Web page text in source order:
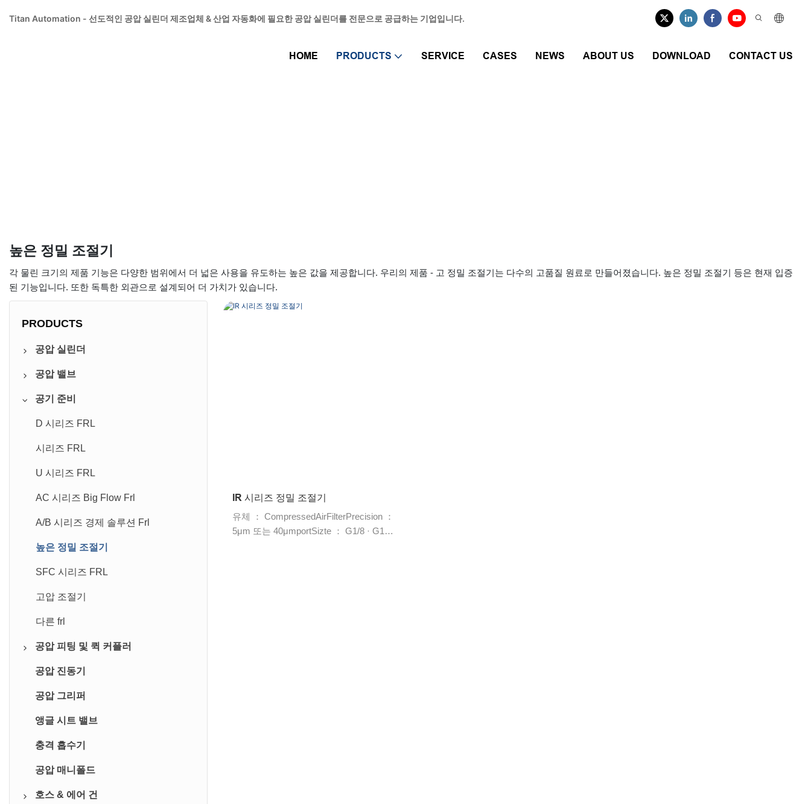
Titan Automation - 선도적인 공압 실린더 제조업체 & 산업 자동화에 필요한 공압 실린더를 전문으로 공급하는 기업입니다.
HOME PRODUCTS SERVICE CASES NEWS ABOUT US DOWNLOAD CONTACT US
높은 정밀 조절기
각 물린 크기의 제품 기능은 다양한 범위에서 더 넓은 사용을 유도하는 높은 값을 제공합니다. 우리의 제품 - 고 정밀 조절기는 다수의 고품질 원료로 만들어졌습니다. 높은 정밀 조절기 등은 현재 입증
된 기능입니다. 또한 독특한 외관으로 설계되어 더 가치가 있습니다.
PRODUCTS
공압 실린더
표준 실린더
소형 실린더
원형 실린더
2 개의 & 3 개의로드 실린더
다른 실린더
NFPA 실린더
모든 스테인레스 스틸 실린더
로드리스 실린더
구멍 펀치 실린더
공압 밸브
밸브 터미널
솔레노이드 밸브
공기 조종사 밸브
수동 밸브
다른 밸브
공기 준비
D 시리즈 FRL
시리즈 FRL
U 시리즈 FRL
AC 시리즈 Big Flow Frl
A/B 시리즈 경제 솔루션 Frl
높은 정밀 조절기
SFC 시리즈 FRL
고압 조절기
다른 frl
공압 피팅 및 퀵 커플러
플라스틱 푸시 인 피팅
황동 푸시 인 피팅
황동 푸시 온 피팅
스테인레스 스틸 푸시 인 피팅
스로틀 제어 밸브
밸브/핸드 밸브를 차단합니다
공압 진동기
공압 그리퍼
앵글 시트 밸브
충격 흡수기
공압 매니폴드
호스 & 에어 건
IR 시리즈 정밀 조절기
유체 ： CompressedAirFilterPrecision ：
5μm 또는 40μmportSizte ： G1/8 · G1/4